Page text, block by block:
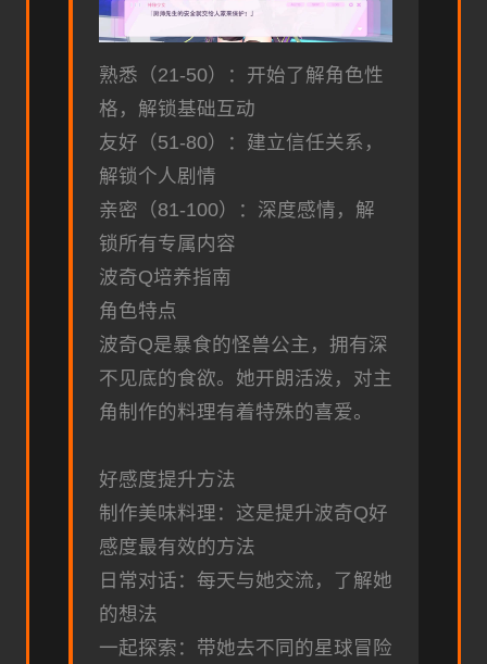
熟悉（21-50）：开始了解角色性
格，解锁基础互动
友好（51-80）：建立信任关系，
解锁个人剧情
亲密（81-100）：深度感情，解
锁所有专属内容
波奇Q培养指南
角色特点
波奇Q是暴食的怪兽公主，拥有深
不见底的食欲。她开朗活泼，对主
角制作的料理有着特殊的喜爱。
好感度提升方法
制作美味料理：这是提升波奇Q好
感度最有效的方法
日常对话：每天与她交流，了解她
的想法
一起探索：带她去不同的星球冒险